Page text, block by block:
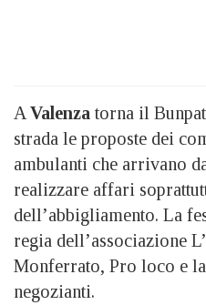
AValenza torna il
strada le proposte dei
ambulanti che arrivano
realizzare affari
dell’abbigliamento. La
regia dell’associazione
Monferrato, Pro loco e
negozianti.